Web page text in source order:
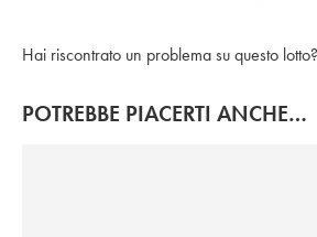
Hai riscontrato un problema su questo lotto?
POTREBBE PIACERTI ANCHE…